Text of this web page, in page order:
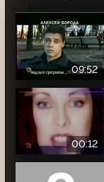
09:52
00:12